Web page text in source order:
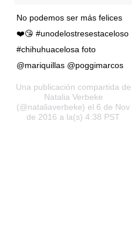
No podemos ser más felices
❤️😘 #unodelostresestaceloso
#chihuhuacelosa foto
@mariquillas @poggimarcos
Una publicación compartida de
Natalia Verbeke
(@nataliaverbeke) el 6 de Nov
de 2016 a la(s) 4:38 PST